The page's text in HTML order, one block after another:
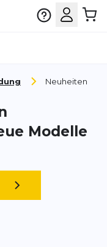
Neuheiten
Modelle